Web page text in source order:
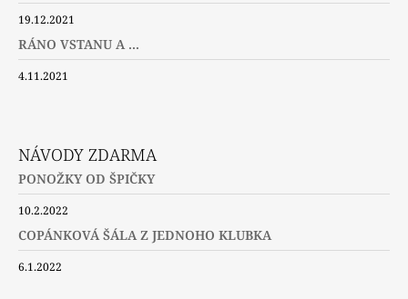
19.12.2021
RÁNO VSTANU A ...
4.11.2021
NÁVODY ZDARMA
PONOŽKY OD ŠPIČKY
10.2.2022
COPÁNKOVÁ ŠÁLA Z JEDNOHO KLUBKA
6.1.2022